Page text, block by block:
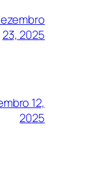
23, 2025
12,
2025